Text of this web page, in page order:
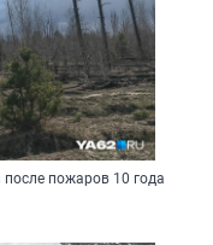
пожаров 10 года